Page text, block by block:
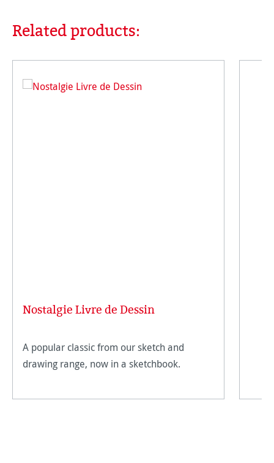
Ignorer la galerie de produits
Related products:
Nostalgie Livre de Dessin
A popular classic from our sketch and
drawing range, now in a sketchbook.